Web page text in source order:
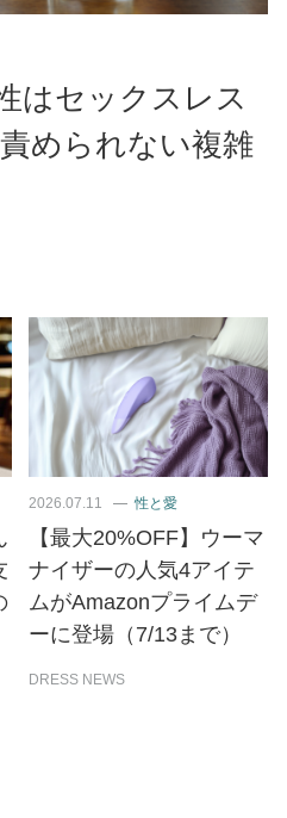
はセックスレス
められない複雑
2026.07.11 性と愛
【最大20%OFF】ウーマ
ナイザーの人気4アイテ
ムがAmazonプライムデ
ーに登場（7/13まで）
DRESS NEWS